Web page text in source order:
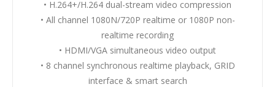
• H.264+/H.264 dual-stream video compression
• All channel 1080N/720P realtime or 1080P non-
realtime recording
• HDMI/VGA simultaneous video output
• 8 channel synchronous realtime playback, GRID
interface & smart search